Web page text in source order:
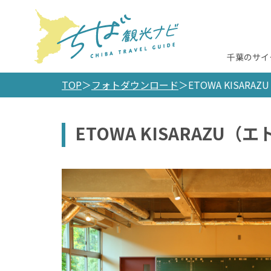
千葉のサ
TOP フォトダウンロード ETOWA
ETOWA KISARAZU（エ